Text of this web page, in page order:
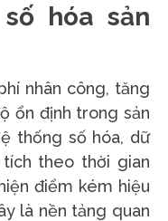
hóa sản
nhân công, tăng
ổn định trong sản
thống số hóa, dữ
theo thời gian
điểm kém hiệu
là nền tảng quan